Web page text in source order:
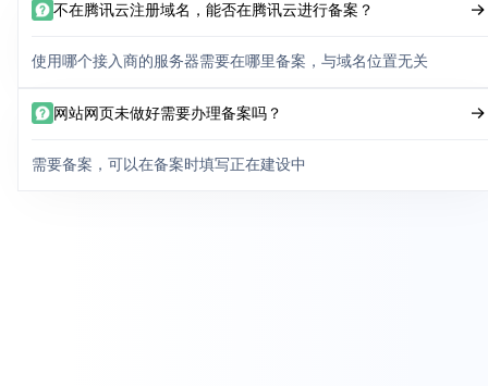
不在腾讯云注册域名，能否在腾讯云进行备案？
使用哪个接入商的服务器需要在哪里备案，与域名位置无关
网站网页未做好需要办理备案吗？
需要备案，可以在备案时填写正在建设中